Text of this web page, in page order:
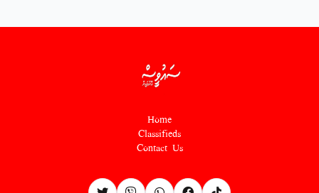
Home
Classifieds
Contact Us